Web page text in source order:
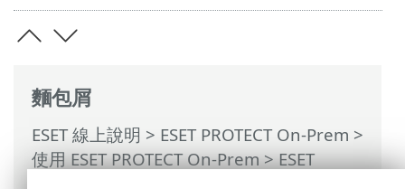
麵包屑
ESET 線上說明 > ESET PROTECT On-Prem >
使用 ESET PROTECT On-Prem>ESET